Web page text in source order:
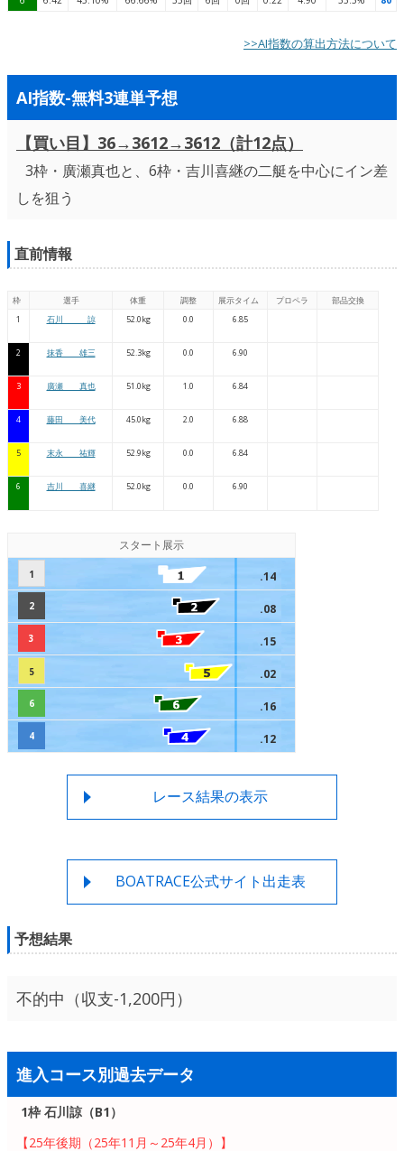
>>AI指数の算出方法について
AI指数-無料3連単予想
【買い目】36→3612→3612（計12点）
3枠・廣瀬真也と、6枠・吉川喜継の二艇を中心にイン差
しを狙う
直前情報
枠 選手 体重 調整 展示タイム プロペラ
部品交換
1
石川 諒 52.0kg 0.0 6.85
2 抹香 雄三 52.3kg 0.0 6.90
3 廣瀬 真也 51.0kg 1.0 6.84
4 藤田 美代 45.0kg 2.0 6.88
5 末永 祐輝 52.9kg 0.0 6.84
6 吉川 喜継 52.0kg 0.0 6.90
スタート展示
1 .14
2 .08
3 .15
5 .02
6 .16
4 .12
レース結果の表示
BOATRACE公式サイト出走表
予想結果
不的中（収支-1,200円）
進入コース別過去データ
1枠 石川諒（B1）
【25年後期（25年11月～25年4月）】